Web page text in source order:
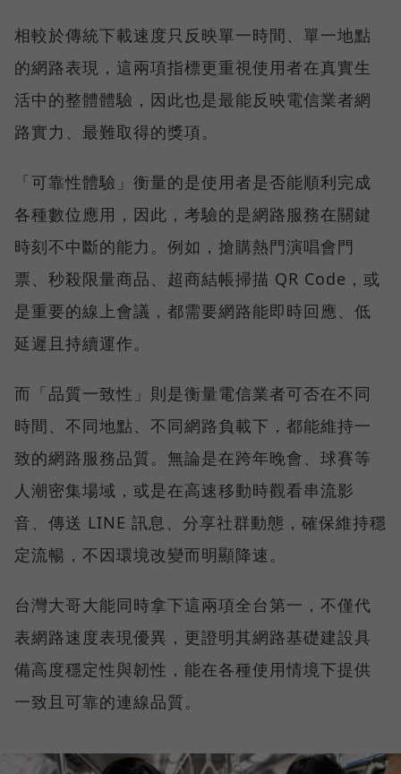
相較於傳統下載速度只反映單一時間、單一地點
的網路表現，這兩項指標更重視使用者在真實生
活中的整體體驗，因此也是最能反映電信業者網
路實力、最難取得的獎項。
「可靠性體驗」衡量的是使用者是否能順利完成
各種數位應用，因此，考驗的是網路服務在關鍵
時刻不中斷的能力。例如，搶購熱門演唱會門
票、秒殺限量商品、超商結帳掃描 QR Code，或
是重要的線上會議，都需要網路能即時回應、低
延遲且持續運作。
而「品質一致性」則是衡量電信業者可否在不同
時間、不同地點、不同網路負載下，都能維持一
致的網路服務品質。無論是在跨年晚會、球賽等
人潮密集場域，或是在高速移動時觀看串流影
音、傳送 LINE 訊息、分享社群動態，確保維持穩
定流暢，不因環境改變而明顯降速。
台灣大哥大能同時拿下這兩項全台第一，不僅代
表網路速度表現優異，更證明其網路基礎建設具
備高度穩定性與韌性，能在各種使用情境下提供
一致且可靠的連線品質。